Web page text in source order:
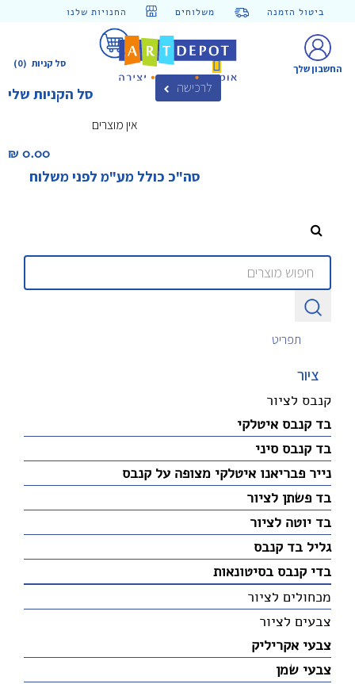
ביטול הזמנה משלוחים החנויות שלנו
(0) סל קניות
סל הקניות שלי לרכישה
אין מוצרים
0.00 ₪‎
סה"כ כולל מע"מ לפני משלוח
החשבון שלך
תפריט
ציור
קנבס לציור
בד קנבס איטלקי
בד קנבס סיני
נייר פבריאנו איטלקי מצופה על קנבס
בד פשתן לציור
בד יוטה לציור
גליל בד קנבס
בדי קנבס בסיטונאות
מכחולים לציור
צבעים לציור
צבעי אקריליק
צבעי שמן